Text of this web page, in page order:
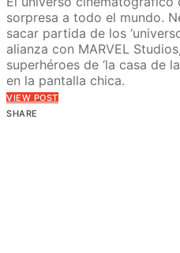
sorpresa a todo el mundo.
sacar partida de los
alianza con MARVEL
superhéroes de ‘la casa de
en la pantalla chica.
VIEW POST
SHARE